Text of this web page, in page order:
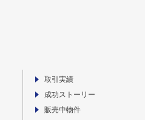
取引実績
成功ストーリー
販売中物件